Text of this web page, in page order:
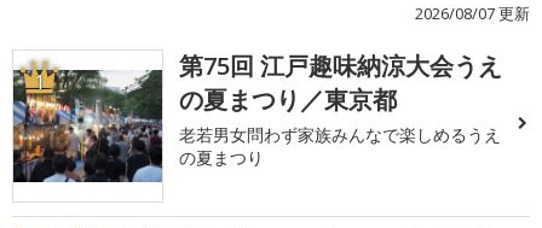
2026/08/07 更新
1
第75回 江戸趣味納涼大会うえ
の夏まつり／東京都
老若男女問わず家族みんなで楽しめるうえ
の夏まつり